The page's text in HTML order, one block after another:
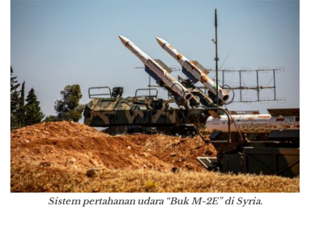
Sistem pertahanan udara “Buk M-2E” di Syria.